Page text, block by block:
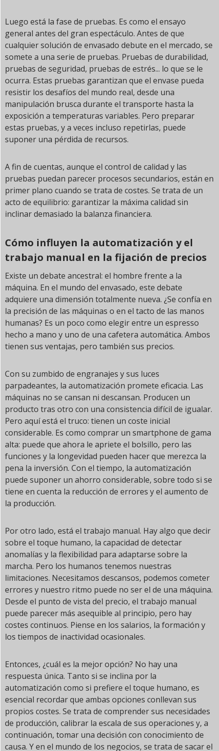
Luego está la fase de pruebas. Es como el ensayo
general antes del gran espectáculo. Antes de que
cualquier solución de envasado debute en el mercado, se
somete a una serie de pruebas. Pruebas de durabilidad,
pruebas de seguridad, pruebas de estrés... lo que se le
ocurra. Estas pruebas garantizan que el envase pueda
resistir los desafíos del mundo real, desde una
manipulación brusca durante el transporte hasta la
exposición a temperaturas variables. Pero preparar
estas pruebas, y a veces incluso repetirlas, puede
suponer una pérdida de recursos.
A fin de cuentas, aunque el control de calidad y las
pruebas puedan parecer procesos secundarios, están en
primer plano cuando se trata de costes. Se trata de un
acto de equilibrio: garantizar la máxima calidad sin
inclinar demasiado la balanza financiera.
Cómo influyen la automatización y el
trabajo manual en la fijación de precios
Existe un debate ancestral: el hombre frente a la
máquina. En el mundo del envasado, este debate
adquiere una dimensión totalmente nueva. ¿Se confía en
la precisión de las máquinas o en el tacto de las manos
humanas? Es un poco como elegir entre un espresso
hecho a mano y uno de una cafetera automática. Ambos
tienen sus ventajas, pero también sus precios.
Con su zumbido de engranajes y sus luces
parpadeantes, la automatización promete eficacia. Las
máquinas no se cansan ni descansan. Producen un
producto tras otro con una consistencia difícil de igualar.
Pero aquí está el truco: tienen un coste inicial
considerable. Es como comprar un smartphone de gama
alta: puede que ahora le apriete el bolsillo, pero las
funciones y la longevidad pueden hacer que merezca la
pena la inversión. Con el tiempo, la automatización
puede suponer un ahorro considerable, sobre todo si se
tiene en cuenta la reducción de errores y el aumento de
la producción.
Por otro lado, está el trabajo manual. Hay algo que decir
sobre el toque humano, la capacidad de detectar
anomalías y la flexibilidad para adaptarse sobre la
marcha. Pero los humanos tenemos nuestras
limitaciones. Necesitamos descansos, podemos cometer
errores y nuestro ritmo puede no ser el de una máquina.
Desde el punto de vista del precio, el trabajo manual
puede parecer más asequible al principio, pero hay
costes continuos. Piense en los salarios, la formación y
los tiempos de inactividad ocasionales.
Entonces, ¿cuál es la mejor opción? No hay una
respuesta única. Tanto si se inclina por la
automatización como si prefiere el toque humano, es
esencial recordar que ambas opciones conllevan sus
propios costes. Se trata de comprender sus necesidades
de producción, calibrar la escala de sus operaciones y, a
continuación, tomar una decisión con conocimiento de
causa. Y en el mundo de los negocios, se trata de sacar el